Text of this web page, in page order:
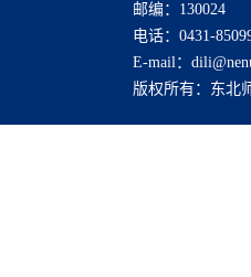
邮编：130024
电话：0431-
E-mail：
版权所有：东北